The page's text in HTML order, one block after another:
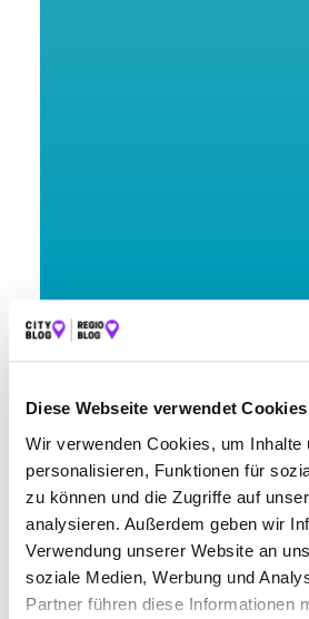
Diese Webseite verwendet Cookies
Wir verwenden Cookies, um Inhalte
personalisieren, Funktionen für
zu können und die Zugriffe auf
analysieren. Außerdem geben wir
Verwendung unserer Website an
soziale Medien, Werbung und
Partner führen diese Informationen
Wenn du regelmäßig mit dem Auto
du sicherlich das Problem: Die
schwanken, und manchmal scheint
Hilfe von enerQuick findest du
günstigste Tankstelle in deiner
Warum enerQuick?
Spare bares Geld: Mit enerQuick
günstigste Tankstelle in
mehr von Tankstelle zu Tankstelle